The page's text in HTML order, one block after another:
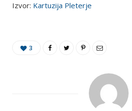
Izvor: Kartuzija Pleterje
3